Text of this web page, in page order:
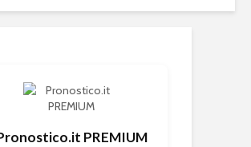
PREMIUM